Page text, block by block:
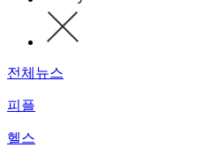
전체뉴스
피플
헬스